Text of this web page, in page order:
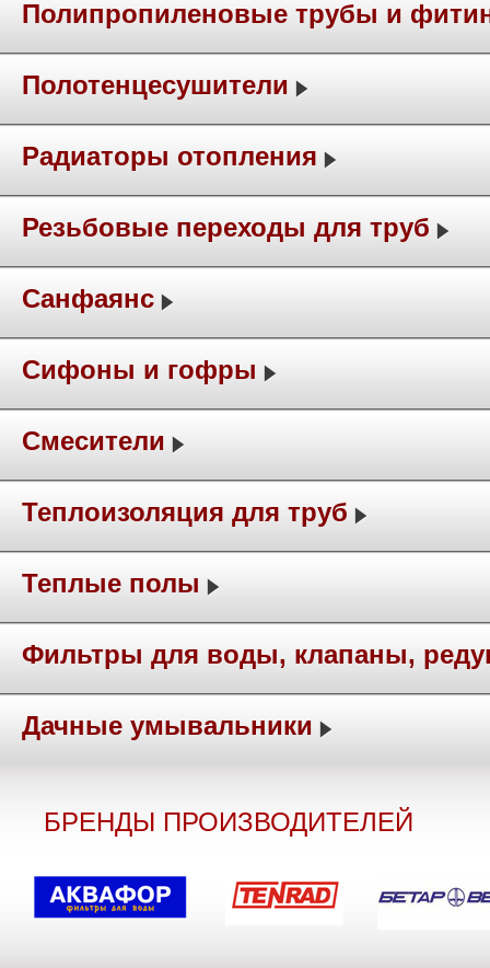
Полипропиленовые трубы и
Полотенцесушители
Радиаторы отопления
Резьбовые переходы для труб
Санфаянс
Сифоны и гофры
Смесители
Теплоизоляция для труб
Теплые полы
Фильтры для воды, клапаны,
Дачные умывальники
БРЕНДЫ ПРОИЗВОДИТЕЛЕЙ